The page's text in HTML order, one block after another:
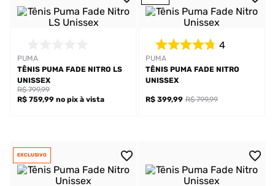
PUMA
TÊNIS PUMA FADE NITRO LS
UNISSEX
R$ 759,99 no pix à vista
R$ 799,99
PUMA
4
TÊNIS PUMA FADE NITRO
UNISSEX
R$ 399,99 R$ 799,99
EXCLUSIVO